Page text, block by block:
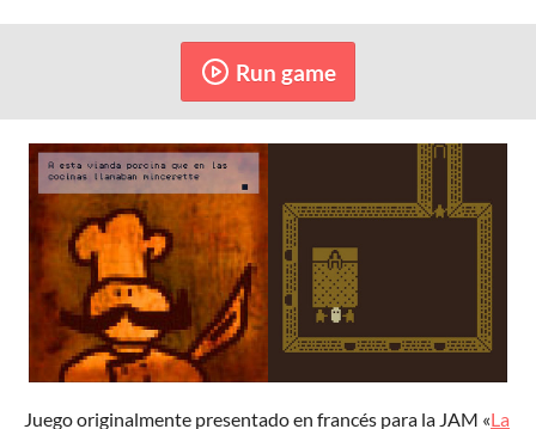
Run game
Juego originalmente presentado en francés para la JAM «La